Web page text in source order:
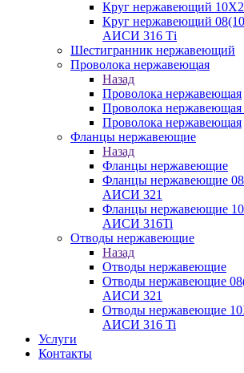
Круг нержавеющий
Круг нержавеющий
АИСИ 316 Тi
Шестигранник нержавеющий
Проволока нержавеющая
Назад
Проволока нержавеющая
Проволока нержавеющая
Проволока нержавеющая
Фланцы нержавеющие
Назад
Фланцы нержавеющие
Фланцы нержавеющие
АИСИ 321
Фланцы нержавеющие
АИСИ 316Ti
Отводы нержавеющие
Назад
Отводы нержавеющие
Отводы нержавеющие
АИСИ 321
Отводы нержавеющие
АИСИ 316 Ti
Услуги
Контакты